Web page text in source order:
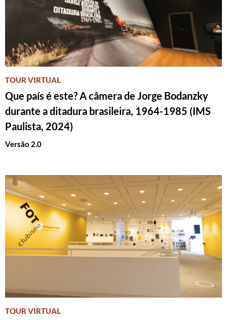
TOUR VIRTUAL
Que país é este? A câmera de Jorge Bodanzky
durante a ditadura brasileira, 1964-1985 (IMS
Paulista, 2024)
Versão 2.0
TOUR VIRTUAL